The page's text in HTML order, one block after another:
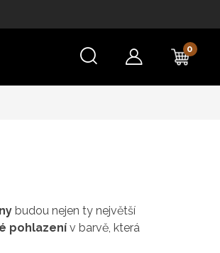
budou nejen ty největší
pohlazení v barvě, která